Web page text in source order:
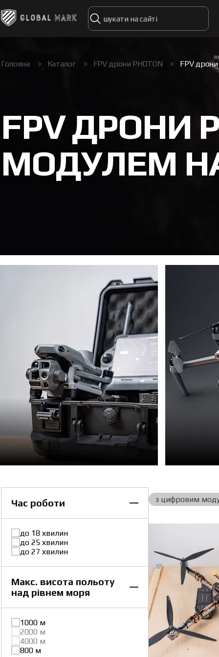
Головна > Каталог > FPV дрони PHOTON > FPV
FPV ДРОНИ
МОДУЛЕМ
Час роботи
до 18 хвилин
до 25 хвилин
до 27 хвилин
Макс. висота польоту
над рівнем моря
1000 м
2000 м
4000 м
800 м
з цифровим